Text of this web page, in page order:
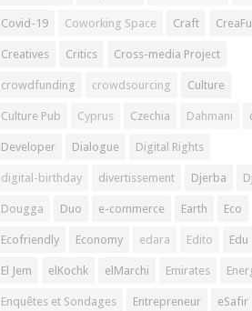
Covid-19 Coworking Space Craft
Creatives Critics Cross-media Project
crowdfunding crowdsourcing Culture
Culture Pub Cyprus Czechia Dahmani
Developer Dialogue Digital Rights
digital-birthday divertissement Djerba
Dougga Duo e-commerce Earth Eco
Ecofriendly Economy edara Edito Edu
El Jem elKochk elMarchi Emirates
Enquêtes et Sondages Entrepreneur eSafir